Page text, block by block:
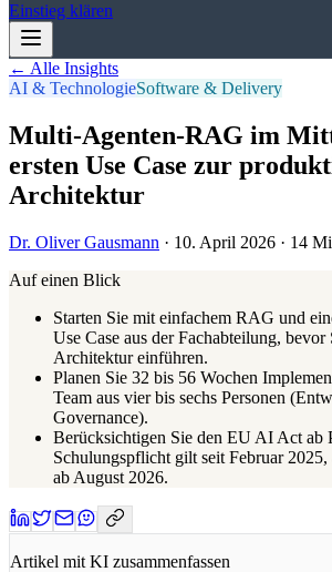
Einstieg klären
← Alle Insights
AI & TechnologieSoftware & Delivery
Multi-Agenten-RAG im
ersten Use Case zur
Architektur
Dr. Oliver Gausmann · 10. April 2026 · 14
Auf einen Blick
Starten Sie mit einfachem RAG und
Use Case aus der Fachabteilung,
Architektur einführen.
Planen Sie 32 bis 56 Wochen
Team aus vier bis sechs Personen
Governance).
Berücksichtigen Sie den EU AI Act ab
Schulungspflicht gilt seit Februar
ab August 2026.
Artikel mit KI zusammenfassen